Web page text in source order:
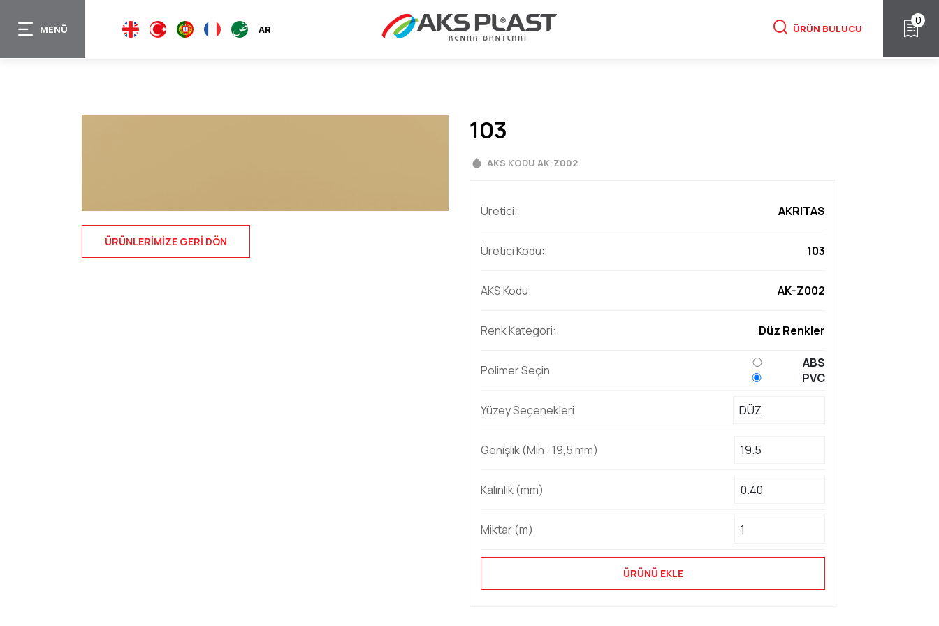
içeriğe
atla
MENÜ EN TR PT FR AR ÜRÜN BULUCU
0
ÜRÜNLERIMIZE GERI DÖN
103
AKS KODU AK-Z002
Üretici: AKRITAS
Üretici Kodu: 103
AKS Kodu: AK-Z002
Renk Kategori: Düz Renkler
Polimer Seçin
ABS
PVC
Yüzey Seçenekleri
Genişlik (Min : 19,5 mm)
Kalınlık (mm)
Miktar (m)
ÜRÜNÜ EKLE